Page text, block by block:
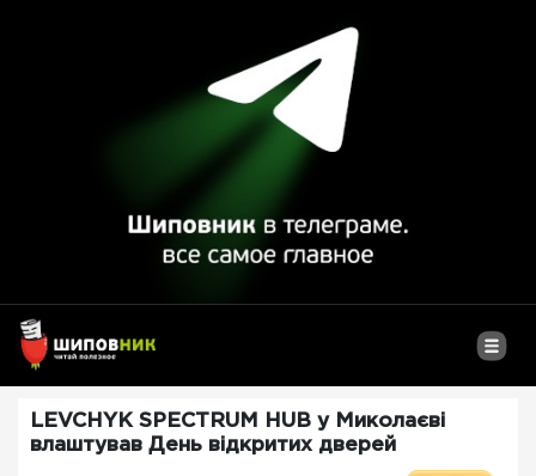
LEVCHYK SPECTRUM HUB у Миколаєві
влаштував День відкритих дверей